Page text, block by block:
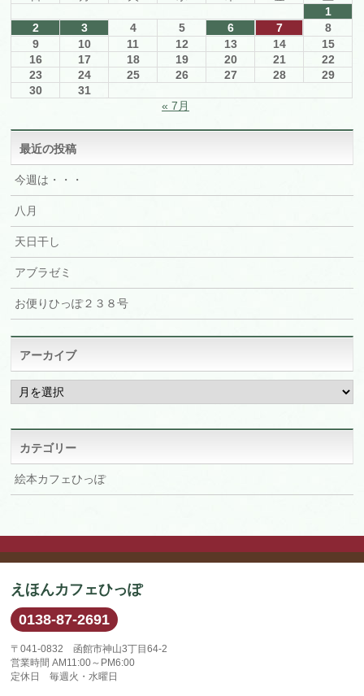
1
2
3 4 5 6 7
8
9
10 11 12 13 14
15
16
17 18 19 20 21
22
23
24 25 26 27 28
29
30
31
« 7月
最近の投稿
今週は・・・
八月
天日干し
アブラゼミ
お便りひっぽ２３８号
アーカイブ
ア
ー
カ
カテゴリー
絵本カフェひっぽ
えほんカフェひっぽ
0138-87-2691
〒041-0832 函館市神山3丁目64-2
営業時間 AM11:00～PM6:00
定休日 毎週火・水曜日